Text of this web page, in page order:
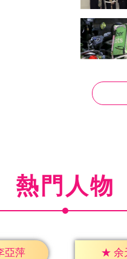
熱門人物
亞萍 ★ 余